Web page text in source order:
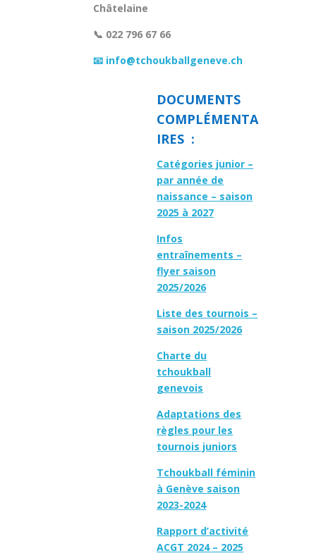
Châtelaine
📞 022 796 67 66
📧 info@tchoukballgeneve.ch
DOCUMENTS
COMPLÉMENTA
IRES :
Catégories junior –
par année de
naissance – saison
2025 à 2027
Infos
entraînements –
flyer saison
2025/2026
Liste des tournois –
saison 2025/2026
Charte du
tchoukball
genevois
Adaptations des
règles pour les
tournois juniors
Tchoukball féminin
à Genève saison
2023-2024
Rapport d’activité
ACGT 2024 – 2025